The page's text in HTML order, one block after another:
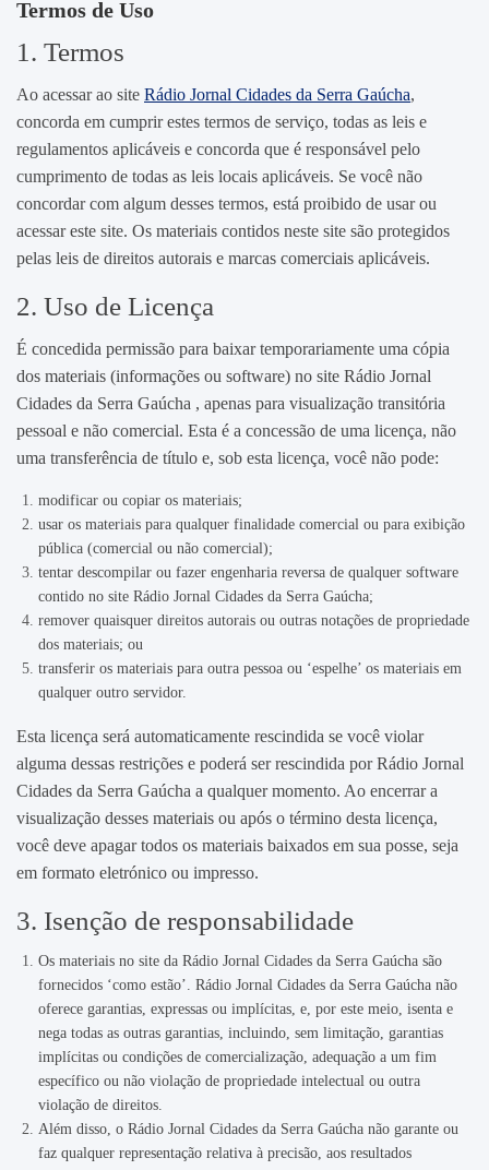
Termos de Uso
1. Termos
Ao acessar ao site Rádio Jornal Cidades da Serra Gaúcha,
concorda em cumprir estes termos de serviço, todas as leis e
regulamentos aplicáveis ​​e concorda que é responsável pelo
cumprimento de todas as leis locais aplicáveis. Se você não
concordar com algum desses termos, está proibido de usar ou
acessar este site. Os materiais contidos neste site são protegidos
pelas leis de direitos autorais e marcas comerciais aplicáveis.
2. Uso de Licença
É concedida permissão para baixar temporariamente uma cópia
dos materiais (informações ou software) no site Rádio Jornal
Cidades da Serra Gaúcha , apenas para visualização transitória
pessoal e não comercial. Esta é a concessão de uma licença, não
uma transferência de título e, sob esta licença, você não pode:
modificar ou copiar os materiais;
usar os materiais para qualquer finalidade comercial ou para exibição
pública (comercial ou não comercial);
tentar descompilar ou fazer engenharia reversa de qualquer software
contido no site Rádio Jornal Cidades da Serra Gaúcha;
remover quaisquer direitos autorais ou outras notações de propriedade
dos materiais; ou
transferir os materiais para outra pessoa ou ‘espelhe’ os materiais em
qualquer outro servidor.
Esta licença será automaticamente rescindida se você violar
alguma dessas restrições e poderá ser rescindida por Rádio Jornal
Cidades da Serra Gaúcha a qualquer momento. Ao encerrar a
visualização desses materiais ou após o término desta licença,
você deve apagar todos os materiais baixados em sua posse, seja
em formato eletrónico ou impresso.
3. Isenção de responsabilidade
Os materiais no site da Rádio Jornal Cidades da Serra Gaúcha são
fornecidos ‘como estão’. Rádio Jornal Cidades da Serra Gaúcha não
oferece garantias, expressas ou implícitas, e, por este meio, isenta e
nega todas as outras garantias, incluindo, sem limitação, garantias
implícitas ou condições de comercialização, adequação a um fim
específico ou não violação de propriedade intelectual ou outra
violação de direitos.
Além disso, o Rádio Jornal Cidades da Serra Gaúcha não garante ou
faz qualquer representação relativa à precisão, aos resultados